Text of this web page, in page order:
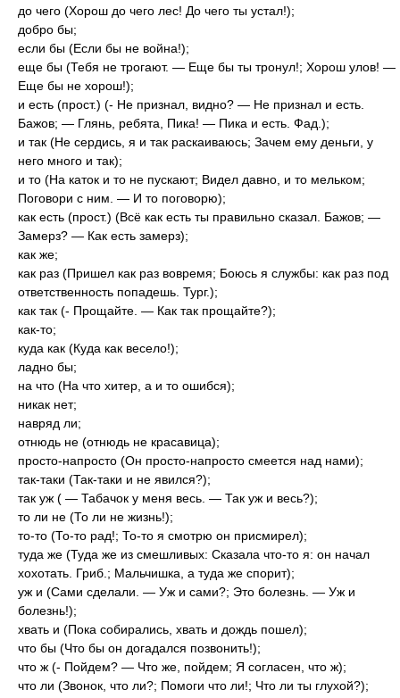
до чего (Хорош до чего лес! До чего ты устал!);
добро бы;
если бы (Если бы не война!);
еще бы (Тебя не трогают. — Еще бы ты тронул!; Хорош улов! —
Еще бы не хорош!);
и есть (прост.) (- Не признал, видно? — Не признал и есть.
Бажов; — Глянь, ребята, Пика! — Пика и есть. Фад.);
и так (Не сердись, я и так раскаиваюсь; Зачем ему деньги, у
него много и так);
и то (На каток и то не пускают; Видел давно, и то мельком;
Поговори с ним. — И то поговорю);
как есть (прост.) (Всё как есть ты правильно сказал. Бажов; —
Замерз? — Как есть замерз);
как же;
как раз (Пришел как раз вовремя; Боюсь я службы: как раз под
ответственность попадешь. Тург.);
как так (- Прощайте. — Как так прощайте?);
как-то;
куда как (Куда как весело!);
ладно бы;
на что (На что хитер, а и то ошибся);
никак нет;
навряд ли;
отнюдь не (отнюдь не красавица);
просто-напросто (Он просто-напросто смеется над нами);
так-таки (Так-таки и не явился?);
так уж ( — Табачок у меня весь. — Так уж и весь?);
то ли не (То ли не жизнь!);
то-то (То-то рад!; То-то я смотрю он присмирел);
туда же (Туда же из смешливых: Сказала что-то я: он начал
хохотать. Гриб.; Мальчишка, а туда же спорит);
уж и (Сами сделали. — Уж и сами?; Это болезнь. — Уж и
болезнь!);
хвать и (Пока собирались, хвать и дождь пошел);
что бы (Что бы он догадался позвонить!);
что ж (- Пойдем? — Что же, пойдем; Я согласен, что ж);
что ли (Звонок, что ли?; Помоги что ли!; Что ли ты глухой?);